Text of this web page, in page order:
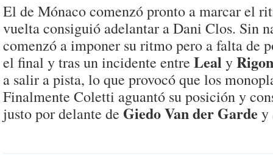
El de Mónaco comenzó pronto a marcar el
vuelta consiguió adelantar a Dani Clos. Sin
comenzó a imponer su ritmo pero a falta de
el final y tras un incidente entre Leal yRigon
a salir a pista, lo que provocó que los
Finalmente Coletti aguantó su posición y
justo por delante de Giedo Van der Garde y